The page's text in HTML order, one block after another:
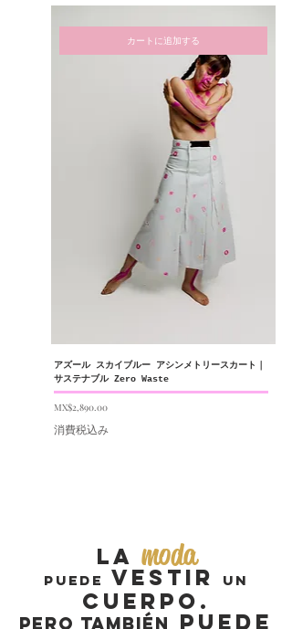
カートに追加する
アズール スカイブルー アシンメトリースカート｜
サステナブル Zero Waste
価格
MX$2,890.00
消費税込み
La moda
puede vestir un
cuerpo.
Pero también puede